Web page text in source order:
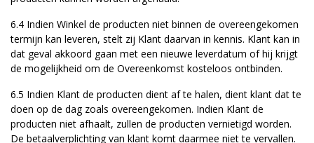
6.4 Indien Winkel de producten niet binnen de overeengekomen
termijn kan leveren, stelt zij Klant daarvan in kennis. Klant kan in
dat geval akkoord gaan met een nieuwe leverdatum of hij krijgt
de mogelijkheid om de Overeenkomst kosteloos ontbinden.
6.5 Indien Klant de producten dient af te halen, dient klant dat te
doen op de dag zoals overeengekomen. Indien Klant de
producten niet afhaalt, zullen de producten vernietigd worden.
De betaalverplichting van klant komt daarmee niet te vervallen.